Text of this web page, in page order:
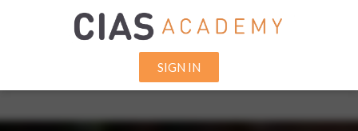
SIGN IN